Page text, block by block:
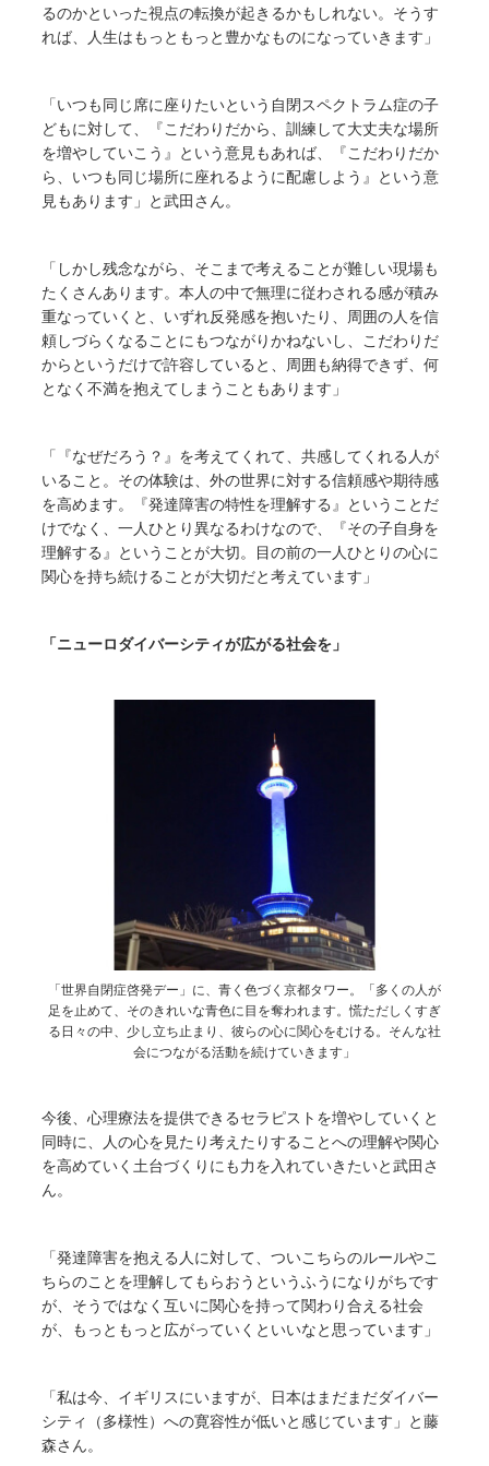
るのかといった視点の転換が起きるかもしれない。そうす
れば、人生はもっともっと豊かなものになっていきます」
「いつも同じ席に座りたいという自閉スペクトラム症の子
どもに対して、『こだわりだから、訓練して大丈夫な場所
を増やしていこう』という意見もあれば、『こだわりだか
ら、いつも同じ場所に座れるように配慮しよう』という意
見もあります」と武田さん。
「しかし残念ながら、そこまで考えることが難しい現場も
たくさんあります。本人の中で無理に従わされる感が積み
重なっていくと、いずれ反発感を抱いたり、周囲の人を信
頼しづらくなることにもつながりかねないし、こだわりだ
からというだけで許容していると、周囲も納得できず、何
となく不満を抱えてしまうこともあります」
「『なぜだろう？』を考えてくれて、共感してくれる人が
いること。その体験は、外の世界に対する信頼感や期待感
を高めます。『発達障害の特性を理解する』ということだ
けでなく、一人ひとり異なるわけなので、『その子自身を
理解する』ということが大切。目の前の一人ひとりの心に
関心を持ち続けることが大切だと考えています」
「ニューロダイバーシティが広がる社会を」
「世界自閉症啓発デー」に、青く色づく京都タワー。「多くの人が
足を止めて、そのきれいな青色に目を奪われます。慌ただしくすぎ
る日々の中、少し立ち止まり、彼らの心に関心をむける。そんな社
会につながる活動を続けていきます」
今後、心理療法を提供できるセラピストを増やしていくと
同時に、人の心を見たり考えたりすることへの理解や関心
を高めていく土台づくりにも力を入れていきたいと武田さ
ん。
「発達障害を抱える人に対して、ついこちらのルールやこ
ちらのことを理解してもらおうというふうになりがちです
が、そうではなく互いに関心を持って関わり合える社会
が、もっともっと広がっていくといいなと思っています」
「私は今、イギリスにいますが、日本はまだまだダイバー
シティ（多様性）への寛容性が低いと感じています」と藤
森さん。